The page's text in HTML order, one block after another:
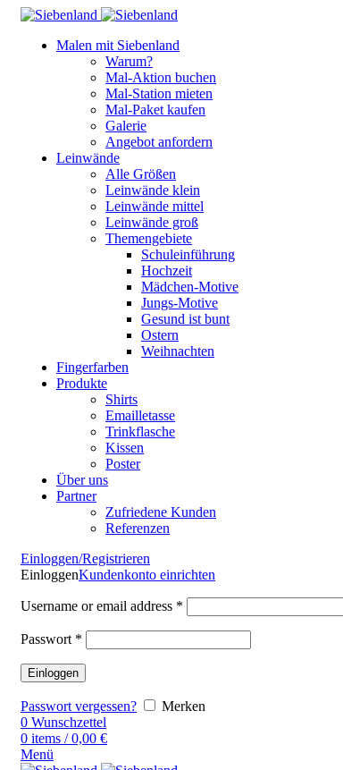
Malen mit Siebenland
Warum?
Mal-Aktion buchen
Mal-Station mieten
Mal-Paket kaufen
Galerie
Angebot anfordern
Leinwände
Alle Größen
Leinwände klein
Leinwände mittel
Leinwände groß
Themengebiete
Schuleinführung
Hochzeit
Mädchen-Motive
Jungs-Motive
Gesund ist bunt
Ostern
Weihnachten
Fingerfarben
Produkte
Shirts
Emailletasse
Trinkflasche
Kissen
Poster
Über uns
Partner
Zufriedene Kunden
Referenzen
Einloggen/Registrieren
EinloggenKundenkonto einrichten
Username or email address *
Passwort *
Einloggen
Passwort vergessen?
Merken
0 Wunschzettel
0 items / 0,00 €
Menü